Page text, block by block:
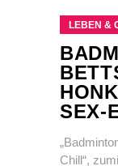
LEBEN &
SEX-
Chill“,